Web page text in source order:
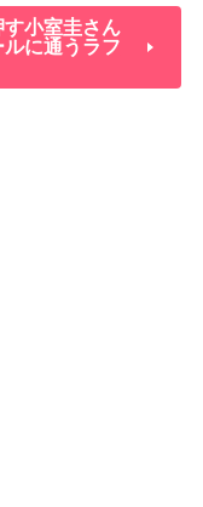
す小室圭さん
に通うラフ